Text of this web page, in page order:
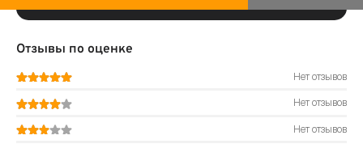
Отзывы по оценке
Нет отзывов
Нет отзывов
Нет отзывов